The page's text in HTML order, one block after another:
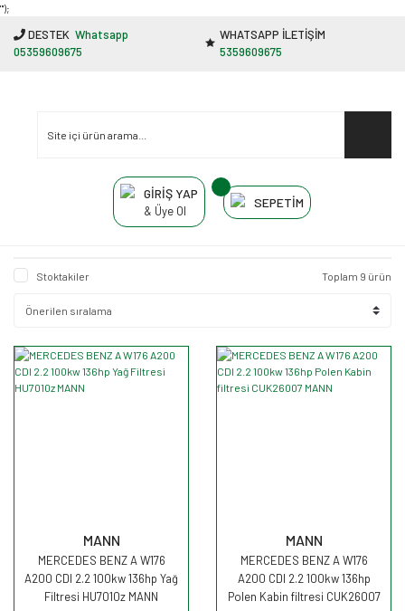
"');
DESTEK Whatsapp
05359609675
WHATSAPP İLETİŞİM
5359609675
GİRİŞ YAP
& Üye Ol
SEPETİM
Stoktakiler Toplam 9 ürün
MANN
MERCEDES BENZ A W176
A200 CDI 2.2 100kw 136hp Yağ
Filtresi HU7010z MANN
MANN
MERCEDES BENZ A W176
A200 CDI 2.2 100kw 136hp
Polen Kabin filtresi CUK26007